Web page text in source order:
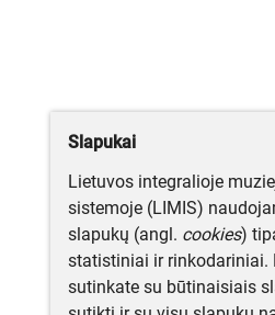
Slapukai
Lietuvos integralioje
sistemoje (LIMIS)
slapukų (angl. cookies)
statistiniai ir rinkodariniai.
sutinkate su būtinaisiais